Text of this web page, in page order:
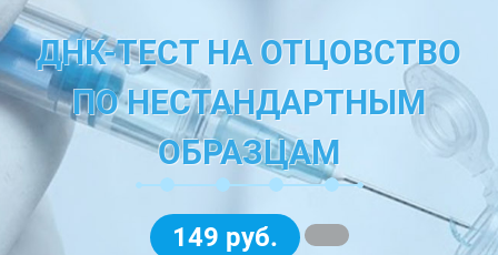
ДНК-ТЕСТ НА ОТЦОВСТВО
ПО НЕСТАНДАРТНЫМ
ОБРАЗЦАМ
149 руб.